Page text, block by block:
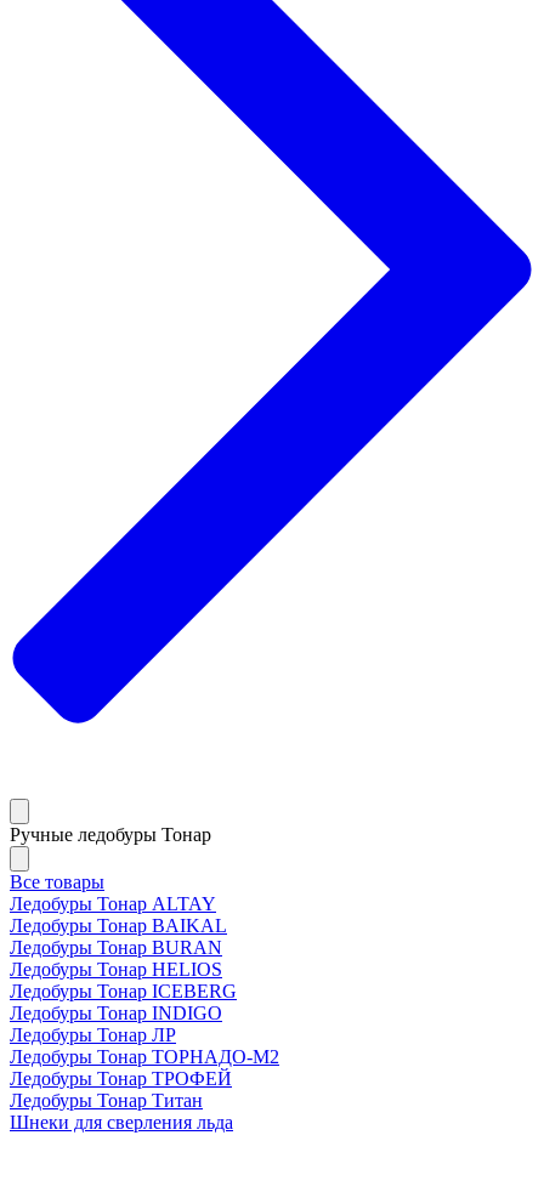
Ручные ледобуры Тонар
Все товары
Ледобуры Тонар ALTAY
Ледобуры Тонар BAIKAL
Ледобуры Тонар BURAN
Ледобуры Тонар HELIOS
Ледобуры Тонар ICEBERG
Ледобуры Тонар INDIGO
Ледобуры Тонар ЛР
Ледобуры Тонар ТОРНАДО-М2
Ледобуры Тонар ТРОФЕЙ
Ледобуры Тонар Титан
Шнеки для сверления льда